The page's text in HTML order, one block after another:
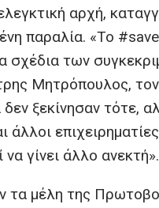
αρχή,
παραλία. «Το
σχέδια των
Μητρόπουλος,
ξεκίνησαν τότε,
άλλοι
γίνει άλλο ανεκτή».
μέλη της